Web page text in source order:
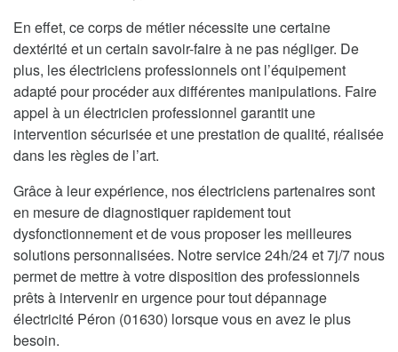
En effet, ce corps de métier nécessite une certaine
dextérité et un certain savoir-faire à ne pas négliger. De
plus, les électriciens professionnels ont l’équipement
adapté pour procéder aux différentes manipulations. Faire
appel à un électricien professionnel garantit une
intervention sécurisée et une prestation de qualité, réalisée
dans les règles de l’art.
Grâce à leur expérience, nos électriciens partenaires sont
en mesure de diagnostiquer rapidement tout
dysfonctionnement et de vous proposer les meilleures
solutions personnalisées. Notre service 24h/24 et 7j/7 nous
permet de mettre à votre disposition des professionnels
prêts à intervenir en urgence pour tout dépannage
électricité Péron (01630) lorsque vous en avez le plus
besoin.